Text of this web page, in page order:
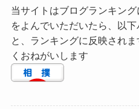
当サイトはブログランキン
をよんでいただいたら、以
と、ランキングに反映され
くおねがいします